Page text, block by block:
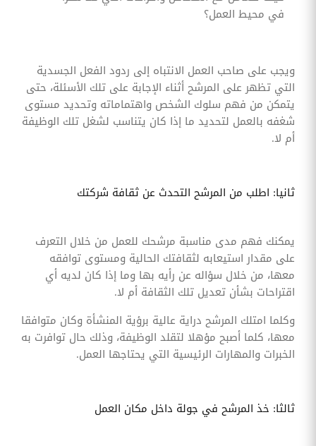
في محيط العمل؟
ويجب على صاحب العمل الانتباه إلى ردود الفعل الجسدية
التي تظهر على المرشح أثناء الإجابة على تلك الأسئلة، حتى
يتمكن من فهم سلوك الشخص واهتماماته وتحديد مستوى
شغفه بالعمل لتحديد ما إذا كان يتناسب لشغل تلك الوظيفة
أم لا.
ثانيا: اطلب من المرشح التحدث عن ثقافة شركتك
يمكنك فهم مدى مناسبة مرشحك للعمل من خلال التعرف
على مقدار استيعابه لثقافتك الحالية ومستوى توافقه
معها، من خلال سؤاله عن رأيه بها وما إذا كان لديه أي
اقتراحات بشأن تعديل تلك الثقافة أم لا.
وكلما امتلك المرشح دراية عالية برؤية المنشأة وكان متوافقا
معها، كلما أصبح مؤهلا لتقلد الوظيفة، وذلك حال توافرت به
الخبرات والمهارات الرئيسية التي يحتاجها العمل.
ثالثا: خذ المرشح في جولة داخل مكان العمل